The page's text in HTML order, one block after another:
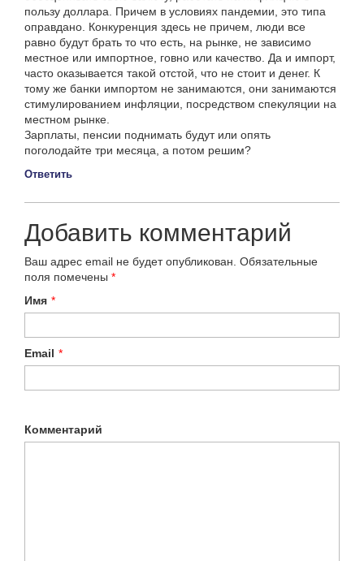
пользу доллара. Причем в условиях пандемии, это типа
оправдано. Конкуренция здесь не причем, люди все
равно будут брать то что есть, на рынке, не зависимо
местное или импортное, говно или качество. Да и импорт,
часто оказывается такой отстой, что не стоит и денег. К
тому же банки импортом не занимаются, они занимаются
стимулированием инфляции, посредством спекуляции на
местном рынке.
Зарплаты, пенсии поднимать будут или опять
поголодайте три месяца, а потом решим?
Ответить
Добавить комментарий
Ваш адрес email не будет опубликован. Обязательные
поля помечены *
Имя *
Email *
Комментарий